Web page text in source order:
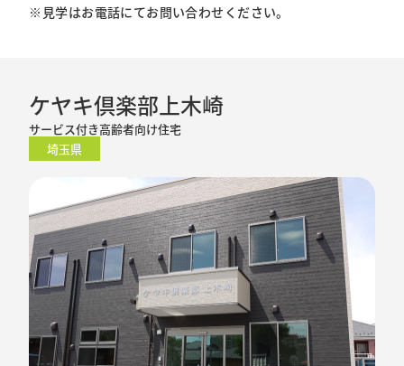
※見学はお電話にてお問い合わせください。
ケヤキ倶楽部上木崎
サービス付き高齢者向け住宅
埼玉県